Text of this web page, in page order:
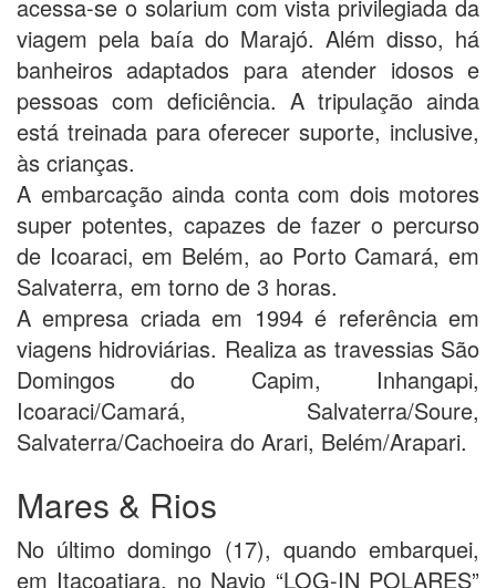
acessa-se o solarium com vista privilegiada da
viagem pela baía do Marajó. Além disso, há
banheiros adaptados para atender idosos e
pessoas com deficiência. A tripulação ainda
está treinada para oferecer suporte, inclusive,
às crianças.
A embarcação ainda conta com dois motores
super potentes, capazes de fazer o percurso
de Icoaraci, em Belém, ao Porto Camará, em
Salvaterra, em torno de 3 horas.
A empresa criada em 1994 é referência em
viagens hidroviárias. Realiza as travessias São
Domingos do Capim, Inhangapi,
Icoaraci/Camará, Salvaterra/Soure,
Salvaterra/Cachoeira do Arari, Belém/Arapari.
Mares & Rios
No último domingo (17), quando embarquei,
em Itacoatiara, no Navio “LOG-IN POLARES”